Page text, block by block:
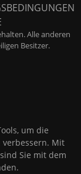
Alle anderen
Besitzer.
um die
Mit
Sie mit dem